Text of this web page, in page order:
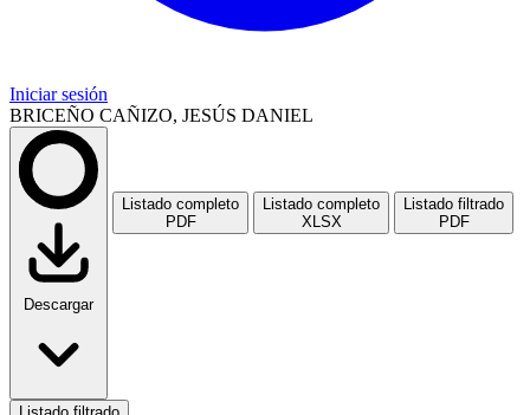
Iniciar sesión
BRICEÑO CAÑIZO, JESÚS DANIEL
Descargar
Listado completo
PDF
Listado completo
XLSX
Listado filtrado
PDF